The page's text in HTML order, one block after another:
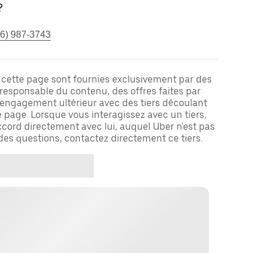
987-3743
page sont fournies exclusivement par des
du contenu, des offres faites par
ultérieur avec des tiers découlant
Lorsque vous interagissez avec un tiers,
directement avec lui, auquel Uber n'est pas
questions, contactez directement ce tiers.